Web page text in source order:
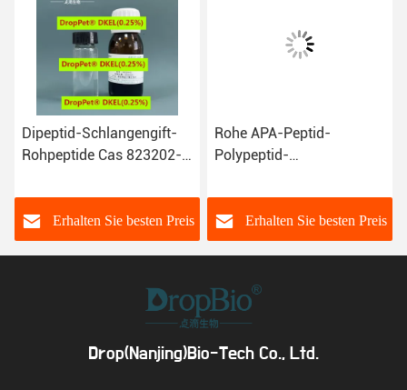
Dipeptid-Schlangengift-
Rohpeptide Cas 823202-
Benzylamide Diace
Erhalten Sie besten Preis
Rohe APA-Peptid-
Polypeptid-
Alterung
Erhalten Sie besten Preis
Drop(Nanjing)Bio-Tech Co., Ltd.